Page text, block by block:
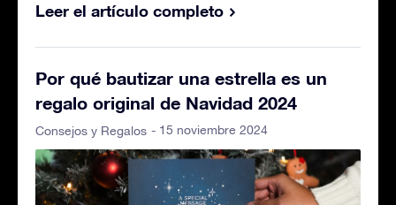
Leer el artículo completo
Por qué bautizar una estrella es un
regalo original de Navidad 2024
Consejos y Regalos - 15 noviembre 2024